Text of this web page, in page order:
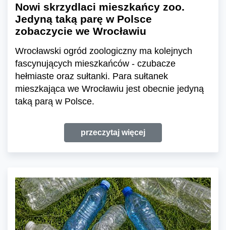
Nowi skrzydlaci mieszkańcy zoo.
Jedyną taką parę w Polsce
zobaczycie we Wrocławiu
Wrocławski ogród zoologiczny ma kolejnych
fascynujących mieszkańców - czubacze
hełmiaste oraz sułtanki. Para sułtanek
mieszkająca we Wrocławiu jest obecnie jedyną
taką parą w Polsce.
przeczytaj więcej